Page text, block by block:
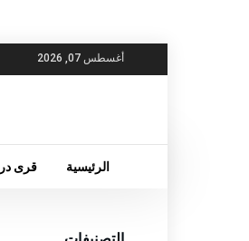
أغسطس 07, 2026
الرئيسية قرى